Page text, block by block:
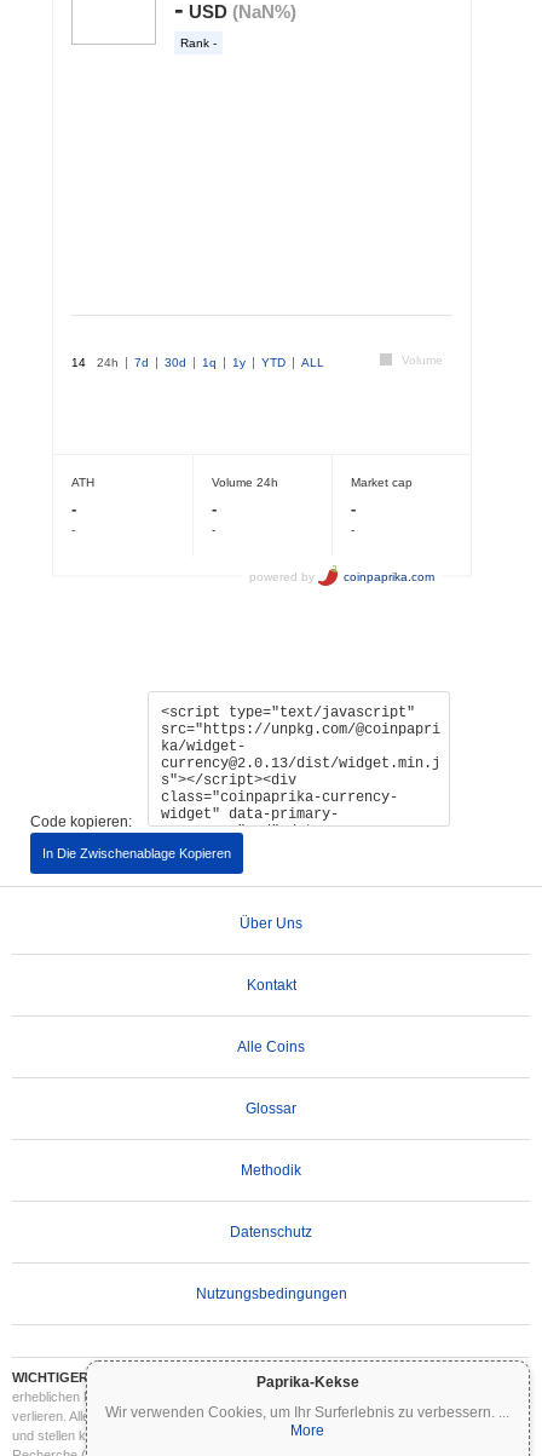
Paprika-Kekse
Wir verwenden Cookies, um Ihr Surferlebnis zu verbessern. ...
More
Code kopieren:
In Die Zwischenablage Kopieren
Über Uns
Kontakt
Alle Coins
Glossar
Methodik
Datenschutz
Nutzungsbedingungen
WICHTIGER HAFTUNGSAUSSCHLUSS:Kryptowährungen sind hochvolatil und mit
erheblichen Risiken verbunden. Sie können einen Teil oder Ihre gesamte Investition
verlieren. Alle Informationen auf Coinpaprika dienen ausschließlich Informationszwecken
und stellen keine Finanz- oder Anlageberatung dar. Führen Sie stets Ihre eigene